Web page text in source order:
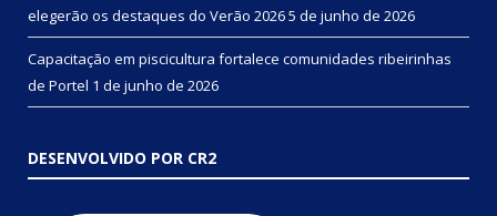
elegerão os destaques do Verão 20265 de junho de 2026
Capacitação em piscicultura fortalece comunidades ribeirinhas
de Portel 1 de junho de 2026
DESENVOLVIDO POR CR2